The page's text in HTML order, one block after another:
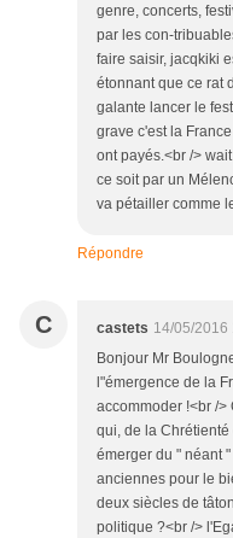
genre, concerts,
par les con-
faire saisir, jacqkiki
étonnant que ce rat
galante lancer le
grave c'est la
ont payés.<br />
ce soit par un
va pétailler comme
Répondre
C castets 14/05/2016
Bonjour Mr
l"émergence de la
accommoder !<br />
qui, de la
émerger du " néant
anciennes pour le
deux siècles de
politique ?<br />